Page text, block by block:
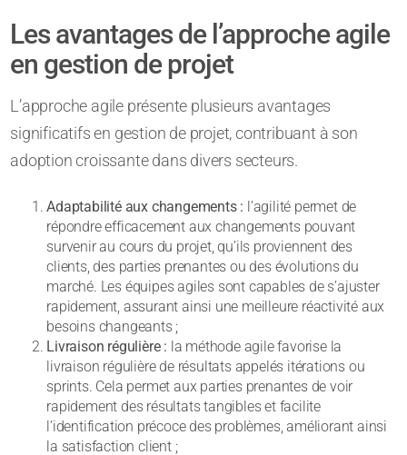
Les avantages de l’approche agile
en gestion de projet
L’approche agile présente plusieurs avantages
significatifs en gestion de projet, contribuant à son
adoption croissante dans divers secteurs.
Adaptabilité aux changements : l’agilité permet de
répondre efficacement aux changements pouvant
survenir au cours du projet, qu’ils proviennent des
clients, des parties prenantes ou des évolutions du
marché. Les équipes agiles sont capables de s’ajuster
rapidement, assurant ainsi une meilleure réactivité aux
besoins changeants ;
Livraison régulière : la méthode agile favorise la
livraison régulière de résultats appelés itérations ou
sprints. Cela permet aux parties prenantes de voir
rapidement des résultats tangibles et facilite
l’identification précoce des problèmes, améliorant ainsi
la satisfaction client ;